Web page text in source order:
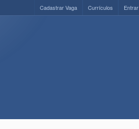
Entrar
Currículos
Cadastrar Vaga